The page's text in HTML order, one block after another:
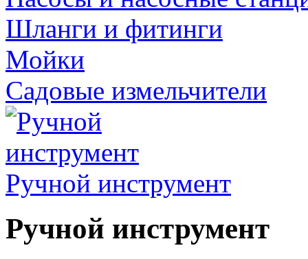
Шланги и фитинги
Мойки
Садовые измельчители
Ручной инструмент
Ручной инструмент